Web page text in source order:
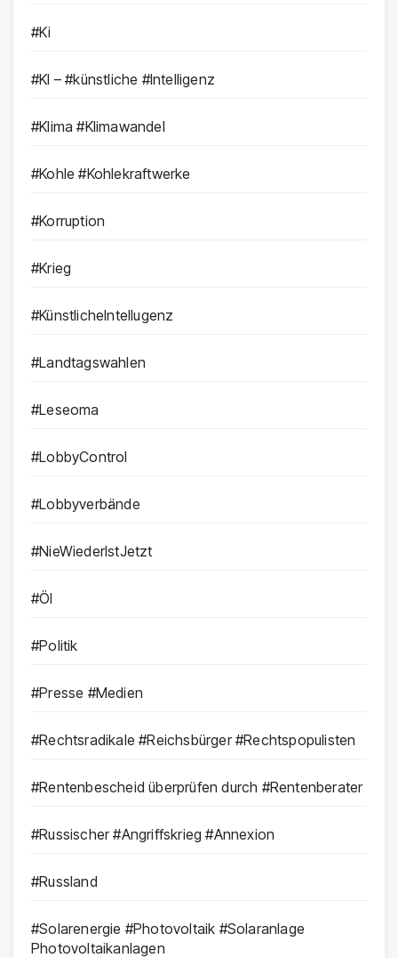
#Ki
#KI – #künstliche #Intelligenz
#Klima #Klimawandel
#Kohle #Kohlekraftwerke
#Korruption
#Krieg
#KünstlicheIntellugenz
#Landtagswahlen
#Leseoma
#LobbyControl
#Lobbyverbände
#NieWiederIstJetzt
#Öl
#Politik
#Presse #Medien
#Rechtsradikale #Reichsbürger #Rechtspopulisten
#Rentenbescheid überprüfen durch #Rentenberater
#Russischer #Angriffskrieg #Annexion
#Russland
#Solarenergie #Photovoltaik #Solaranlage
Photovoltaikanlagen